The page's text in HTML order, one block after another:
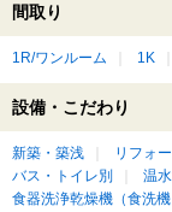
間取り
1R/ワンルーム 1K
設備・こだわり
新築・築浅 リフォ
バス・トイレ別
温
食器洗浄乾燥機（食洗機